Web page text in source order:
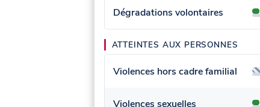
Dégradations volontaires
ATTEINTES AUX PERSONNES
Violences hors cadre familial
Violences sexuelles